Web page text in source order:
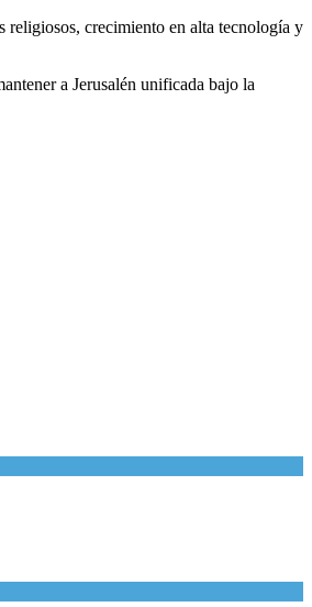
religiosos, crecimiento en alta tecnología y
a Jerusalén unificada bajo la